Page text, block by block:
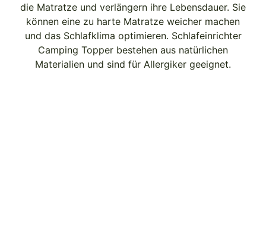
die Matratze und verlängern ihre Lebensdauer. Sie
können eine zu harte Matratze weicher machen
und das Schlafklima optimieren. Schlafeinrichter
Camping Topper bestehen aus natürlichen
Materialien und sind für Allergiker geeignet.